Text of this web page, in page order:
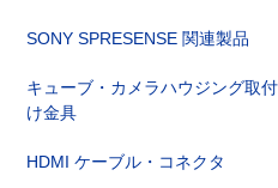
SONY SPRESENSE 関連製品
キューブ・カメラハウジング取付
け金具
HDMI ケーブル・コネクタ